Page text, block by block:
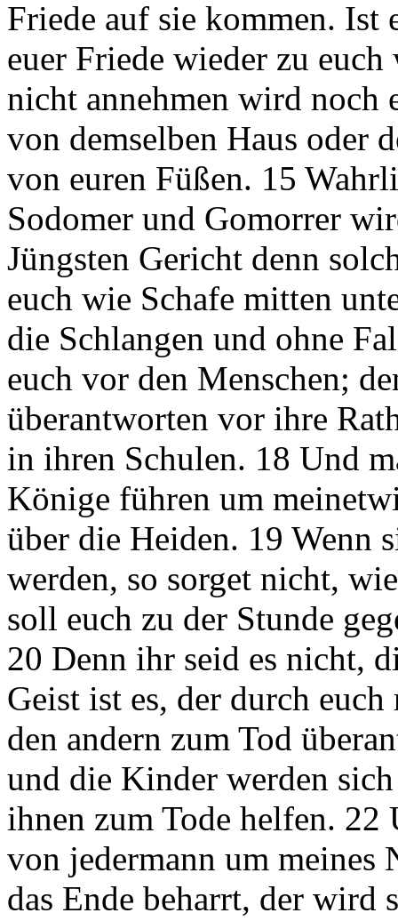
Friede auf sie kommen. Ist
euer Friede wieder zu
nicht annehmen wird noch
von demselben Haus oder
von euren Füßen. 15
Sodomer und Gomorrer
Jüngsten Gericht denn
euch wie Schafe mitten
die Schlangen und ohne
euch vor den Menschen;
überantworten vor ihre
in ihren Schulen. 18 Und
Könige führen um
über die Heiden. 19 Wenn
werden, so sorget nicht,
soll euch zu der Stunde
20 Denn ihr seid es nicht,
Geist ist es, der durch
den andern zum Tod
und die Kinder werden
ihnen zum Tode helfen. 22
von jedermann um meines
das Ende beharrt, der wird